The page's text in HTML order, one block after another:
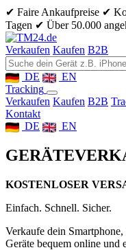
✔ Faire Ankaufpreise ✔
Tagen ✔ Über 50.000
Verkaufen Kaufen B2B
DE
EN
Tracking
Verkaufen Kaufen B2B
Kontakt
DE
EN
GERÄTE
KOSTENLOSER
Einfach. Schnell. Sicher.
Verkaufe dein
Geräte bequem online und